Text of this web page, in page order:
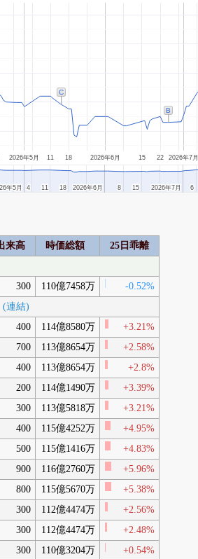
2026年5月 2026年6月 2026年7月
11 18 15 22
C
B
年5月
年5月 2026年6月
2026年6月 2026年7月
2026年7月
4
4 11
11 18
18 8
8 15
15 6
6
来高 時価総額
25日乖離
300 110億7458万
-0.52%
(連結)
400 114億8580万
+3.21%
700 113億8654万
+2.58%
400 113億8654万
+2.8%
200 114億1490万
+3.39%
300 113億5818万
+3.21%
400 115億4252万
+4.95%
500 115億1416万
+4.83%
900 116億2760万
+5.96%
800 115億5670万
+5.38%
300 112億4474万
+2.56%
300 112億4474万
+2.48%
300 110億3204万
+0.54%